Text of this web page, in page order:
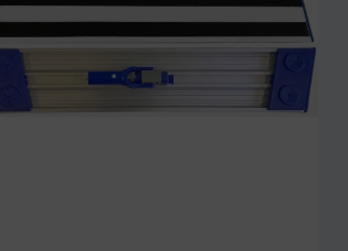
на
товара.